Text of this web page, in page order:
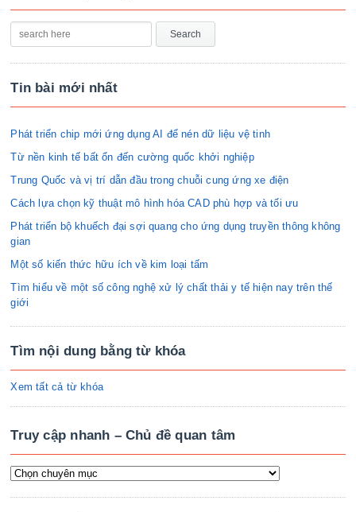
Tin bài mới nhất
Phát triển chip mới ứng dụng AI để nén dữ liệu vệ tinh
Từ nền kinh tế bất ổn đến cường quốc khởi nghiệp
Trung Quốc và vị trí dẫn đầu trong chuỗi cung ứng xe điện
Cách lựa chọn kỹ thuật mô hình hóa CAD phù hợp và tối ưu
Phát triển bộ khuếch đại sợi quang cho ứng dụng truyền thông không
gian
Một số kiến thức hữu ích về kim loại tấm
Tìm hiểu về một số công nghệ xử lý chất thải y tế hiện nay trên thế
giới
Tìm nội dung bằng từ khóa
Xem tất cả từ khóa
Truy cập nhanh – Chủ đề quan tâm